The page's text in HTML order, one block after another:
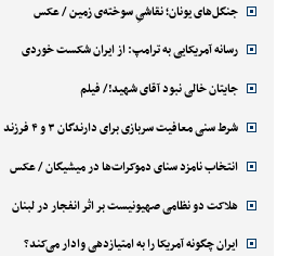
جنگل‌های یونان؛ نقاشیِ سوخته‌ی زمین / عکس
رسانه آمریکایی به ترامپ: از ایران شکست خوردی
جایتان خالی نبود آقای شهید!/ فیلم
شرط سنی معافیت سربازی برای دارندگان ۳ و ۴ فرزند
انتخاب نامزد سنای دموکرات‌ها در میشیگان / عکس
هلاکت دو نظامی صهیونیست بر اثر انفجار در لبنان
ایران چگونه آمریکا را به امتیازدهی وادار می‌کند؟